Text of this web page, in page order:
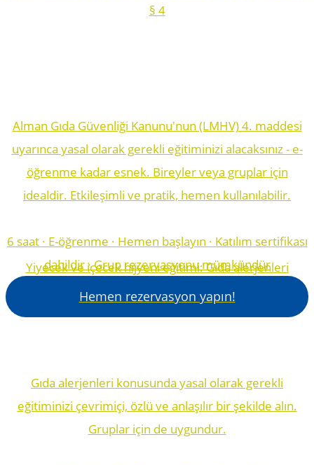
§ 4
Alman Gıda Güvenliği Kanunu'nun (LMHV) 4. maddesi
uyarınca yasal olarak gerekli eğitiminizi alacaksınız - e-
öğrenme kadar esnek. Bireyler veya gruplar için
idealdir. Etkileşimli ve pratik, hemen kullanılabilir.
6 saat · E-öğrenme · Hemen başlayın · Katılım sertifikası
dahildir · Grup rezervasyonu mümkündür
Hemen rezervasyon yapın!
Yiyecek ve içecek hijyeni eğitimi: Gıda alerjenleri
Gıda alerjenleri konusunda yasal olarak gerekli
eğitiminizi çevrimiçi, özlü ve anlaşılır bir şekilde alın.
Gruplar için de uygundur.